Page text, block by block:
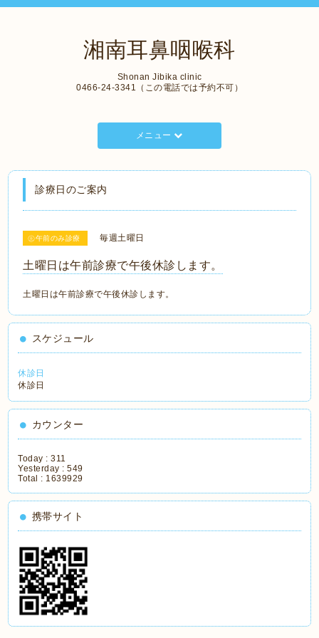
湘南耳鼻咽喉科
Shonan Jibika clinic
0466-24-3341（この電話では予約不可）
メニュー
診療日のご案内
㊏午前のみ診療 毎週土曜日
土曜日は午前診療で午後休診します。
土曜日は午前診療で午後休診します。
スケジュール
休診日
休診日
カウンター
Today :311
Yesterday :549
Total : 1639929
携帯サイト